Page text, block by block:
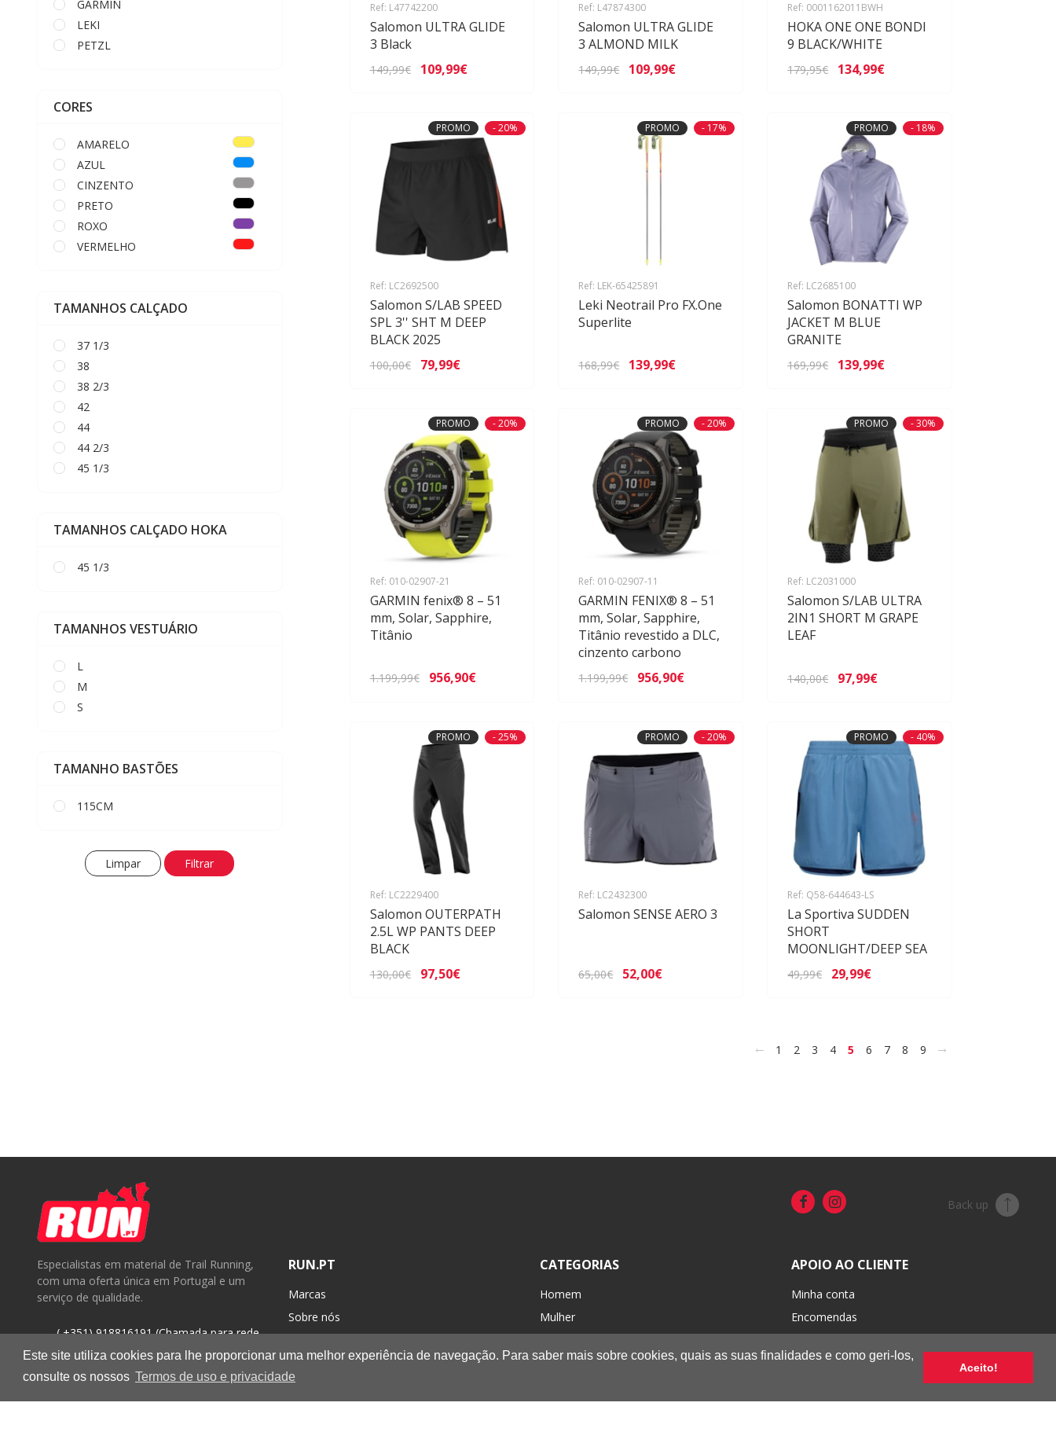
Este site utiliza cookies para lhe proporcionar uma melhor experiência de navegação. Para saber mais sobre cookies, quais as suas finalidades e como geri-los,
consulte os nossos Termos de uso e privacidade
Aceito!
GARMIN
LEKI
PETZL
CORES
AMARELO
AZUL
CINZENTO
PRETO
ROXO
VERMELHO
TAMANHOS CALÇADO
37 1/3
38
38 2/3
42
44
44 2/3
45 1/3
TAMANHOS CALÇADO HOKA
45 1/3
TAMANHOS VESTUÁRIO
L
M
S
TAMANHO BASTÕES
115CM
Limpar Filtrar
Ref: L47742200
Salomon ULTRA GLIDE
3 Black
149,99€ 109,99€
Ref: L47874300
Salomon ULTRA GLIDE
3 ALMOND MILK
149,99€ 109,99€
Ref: 0001162011BWH
HOKA ONE ONE BONDI
9 BLACK/WHITE
179,95€ 134,99€
PROMO - 20%
Ref: LC2692500
Salomon S/LAB SPEED
SPL 3'' SHT M DEEP
BLACK 2025
100,00€ 79,99€
PROMO - 17%
Ref: LEK-65425891
Leki Neotrail Pro FX.One
Superlite
168,99€ 139,99€
PROMO - 18%
Ref: LC2685100
Salomon BONATTI WP
JACKET M BLUE
GRANITE
169,99€ 139,99€
PROMO - 20%
Ref: 010-02907-21
GARMIN fenix® 8 – 51
mm, Solar, Sapphire,
Titânio
1.199,99€ 956,90€
PROMO - 20%
Ref: 010-02907-11
GARMIN FENIX® 8 – 51
mm, Solar, Sapphire,
Titânio revestido a DLC,
cinzento carbono
1.199,99€ 956,90€
PROMO - 30%
Ref: LC2031000
Salomon S/LAB ULTRA
2IN1 SHORT M GRAPE
LEAF
140,00€ 97,99€
PROMO - 25%
Ref: LC2229400
Salomon OUTERPATH
2.5L WP PANTS DEEP
BLACK
130,00€ 97,50€
PROMO - 20%
Ref: LC2432300
Salomon SENSE AERO 3
65,00€ 52,00€
PROMO - 40%
Ref: Q58-644643-LS
La Sportiva SUDDEN
SHORT
MOONLIGHT/DEEP SEA
49,99€ 29,99€
< 1 2 3 4 5 6 7 8 9 >
Back up
Especialistas em material de Trail Running,
com uma oferta única em Portugal e um
serviço de qualidade.
( +351) 918816191 (Chamada para rede
móvel nacional)
geral@run.pt
RUN.PT
Marcas
Sobre nós
CATEGORIAS
Homem
Mulher
Acessórios
APOIO AO CLIENTE
Minha conta
Encomendas
Trocas e devoluções